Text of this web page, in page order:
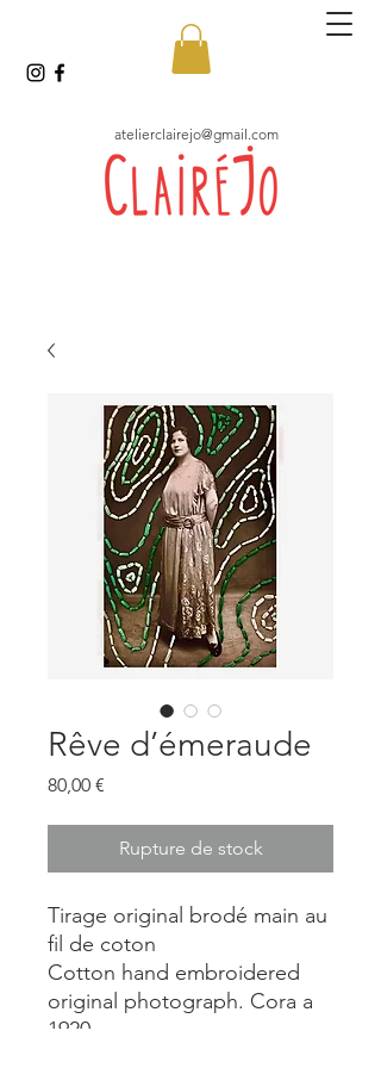
atelierclairejo@gmail.com
Rêve d’émeraude
80,00 €
Rupture de stock
Tirage original brodé main au
fil de coton
Cotton hand embroidered
original photograph. Cora a
1920.